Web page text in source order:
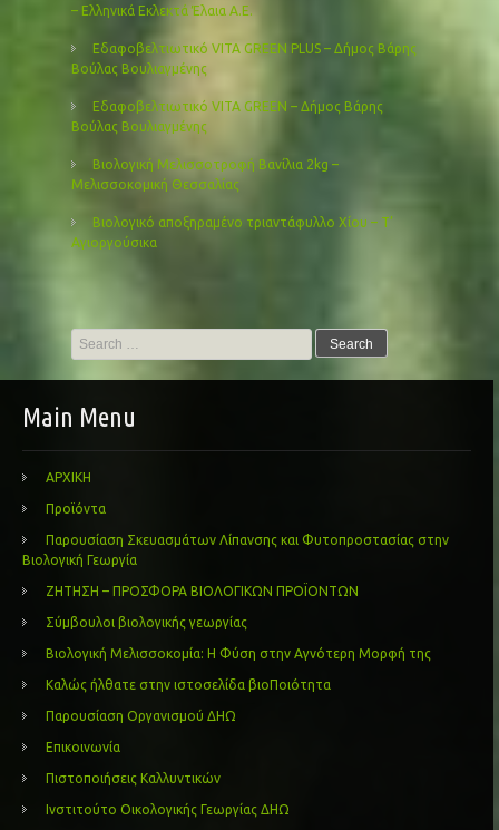
– Ελληνικά Εκλεκτά Έλαια Α.Ε.
Εδαφοβελτιωτικό VITA GREEN PLUS – Δήμος Βάρης
Βούλας Βουλιαγμένης
Εδαφοβελτιωτικό VITA GREEN – Δήμος Βάρης
Βούλας Βουλιαγμένης
Βιολογική Μελισσοτροφή Βανίλια 2kg –
Μελισσοκομική Θεσσαλίας
Βιολογικό αποξηραμένο τριαντάφυλλο Χίου – Τ’
Αγιοργούσικα
Search
for:
Main Menu
ΑΡΧΙΚΗ
Προϊόντα
Παρουσίαση Σκευασμάτων Λίπανσης και Φυτοπροστασίας στην
Βιολογική Γεωργία
ΖΗΤΗΣΗ – ΠΡΟΣΦΟΡΑ ΒΙΟΛΟΓΙΚΩΝ ΠΡΟΪΟΝΤΩΝ
Σύμβουλοι βιολογικής γεωργίας
Βιολογική Μελισσοκομία: Η Φύση στην Αγνότερη Μορφή της
Καλώς ήλθατε στην ιστοσελίδα βιοΠοιότητα
Παρουσίαση Οργανισμού ΔΗΩ
Επικοινωνία
Πιστοποιήσεις Καλλυντικών
Ινστιτούτο Οικολογικής Γεωργίας ΔΗΩ